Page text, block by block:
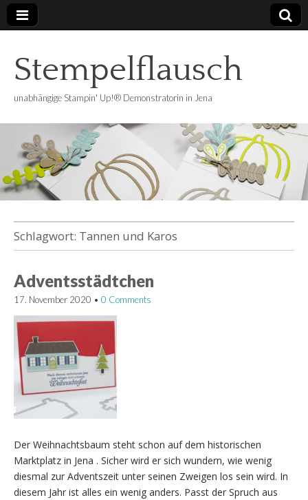
Stempelflausch
unabhängige Stampin' Up!® Demonstratorin in Jena
Schlagwort: Tannen und Karos
Adventsstädtchen
17. November 2020 • 0 Comments
Der Weihnachtsbaum steht schon auf dem historischen
Marktplatz in Jena . Sicher wird er sich wundern, wie wenig
diesmal zur Adventszeit unter seinen Zweigen los sein wird. In
diesem Jahr ist alles ein wenig anders. Passt der Spruch aus